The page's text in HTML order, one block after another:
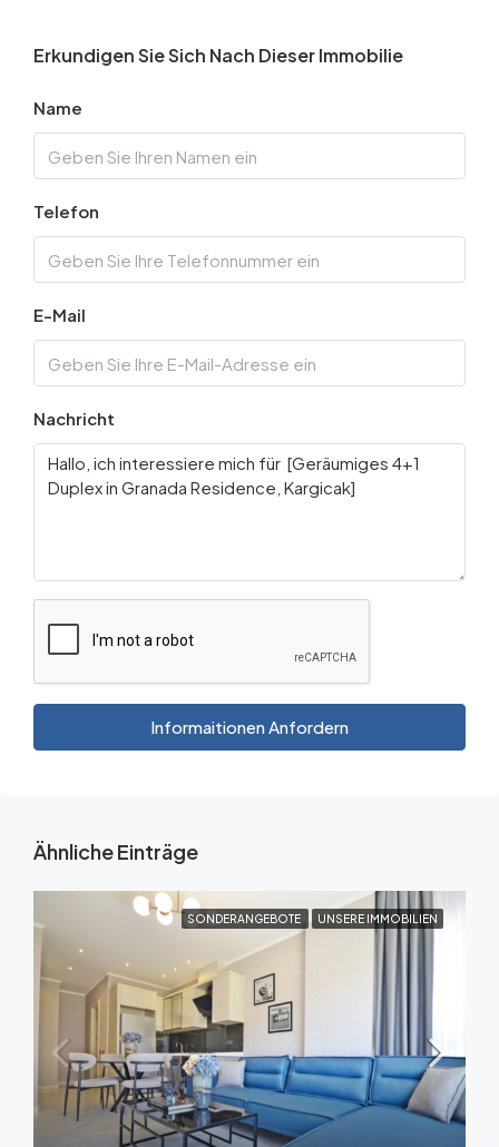
Erkundigen Sie Sich Nach Dieser Immobilie
Name
Telefon
E-Mail
Nachricht
Informaitionen Anfordern
Ähnliche Einträge
SONDERANGEBOTE UNSERE IMMOBILIEN